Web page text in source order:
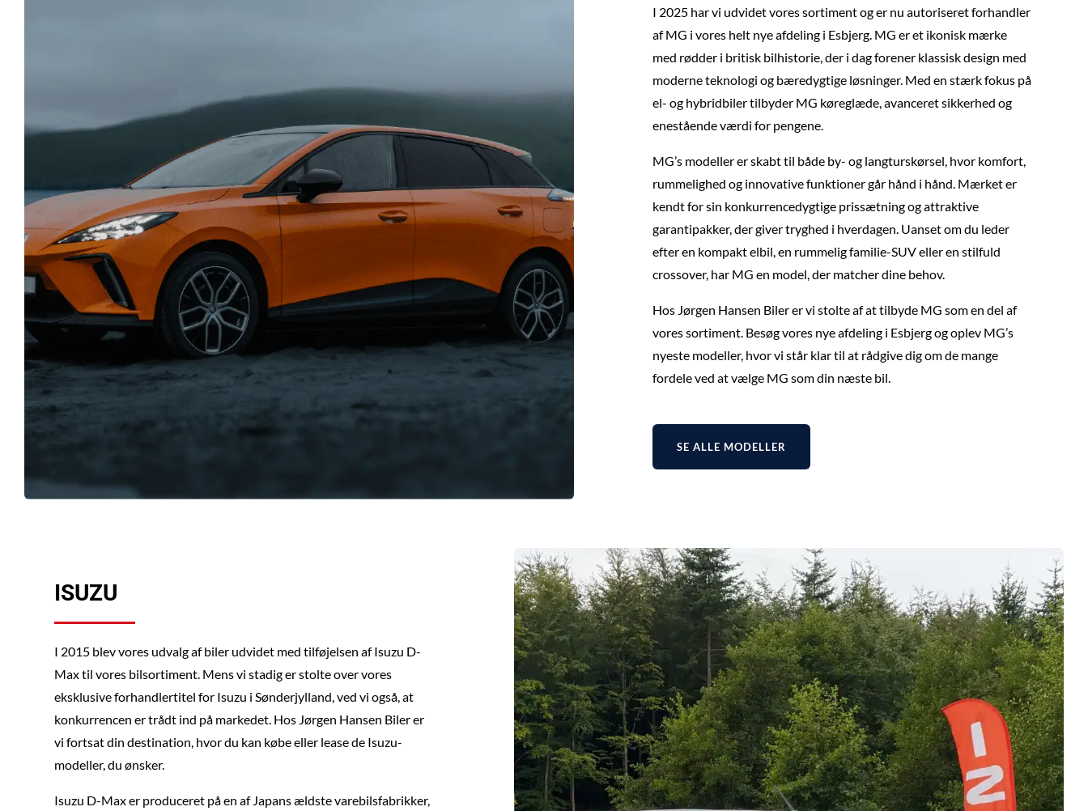
I 2025 har vi udvidet vores sortiment og er nu autoriseret forhandler
af MG i vores helt nye afdeling i Esbjerg. MG er et ikonisk mærke
med rødder i britisk bilhistorie, der i dag forener klassisk design med
moderne teknologi og bæredygtige løsninger. Med en stærk fokus på
el- og hybridbiler tilbyder MG køreglæde, avanceret sikkerhed og
enestående værdi for pengene.
MG’s modeller er skabt til både by- og langturskørsel, hvor komfort,
rummelighed og innovative funktioner går hånd i hånd. Mærket er
kendt for sin konkurrencedygtige prissætning og attraktive
garantipakker, der giver tryghed i hverdagen. Uanset om du leder
efter en kompakt elbil, en rummelig familie-SUV eller en stilfuld
crossover, har MG en model, der matcher dine behov.
Hos Jørgen Hansen Biler er vi stolte af at tilbyde MG som en del af
vores sortiment. Besøg vores nye afdeling i Esbjerg og oplev MG’s
nyeste modeller, hvor vi står klar til at rådgive dig om de mange
fordele ved at vælge MG som din næste bil.
SE ALLE MODELLER
ISUZU
I 2015 blev vores udvalg af biler udvidet med tilføjelsen af Isuzu D-
Max til vores bilsortiment. Mens vi stadig er stolte over vores
eksklusive forhandlertitel for Isuzu i Sønderjylland, ved vi også, at
konkurrencen er trådt ind på markedet. Hos Jørgen Hansen Biler er
vi fortsat din destination, hvor du kan købe eller lease de Isuzu-
modeller, du ønsker.
Isuzu D-Max er produceret på en af Japans ældste varebilsfabrikker,